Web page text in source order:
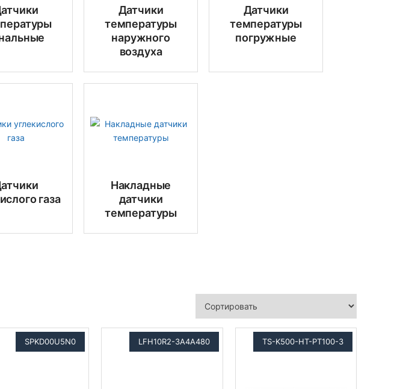
Датчики
температуры
наружного
воздуха
Датчики
температуры
погружные
газа
Накладные
датчики
температуры
SPKD00U5N0 LFH10R2-3A4A480 TS-K500-HT-PT100-3